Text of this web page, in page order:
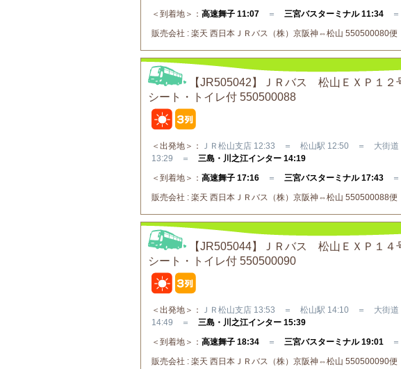
＜到着地＞： 高速舞子 11:07 ＝ 三宮バスターミナル 11:34 ＝
販売会社 : 楽天 西日本ＪＲバス（株）京阪神⇔松山 550500080便
【JR505042】ＪＲバス 松山ＥＸＰ１２
シート・トイレ付 550500088
＜出発地＞：
ＪＲ松山支店 12:33 ＝ 松山駅 12:50 ＝ 大街
13:29 ＝ 三島・川之江インター 14:19
＜到着地＞： 高速舞子 17:16 ＝ 三宮バスターミナル 17:43 ＝
販売会社 : 楽天 西日本ＪＲバス（株）京阪神⇔松山 550500088便
【JR505044】ＪＲバス 松山ＥＸＰ１４
シート・トイレ付 550500090
＜出発地＞：
ＪＲ松山支店 13:53 ＝ 松山駅 14:10 ＝ 大街
14:49 ＝ 三島・川之江インター 15:39
＜到着地＞： 高速舞子 18:34 ＝ 三宮バスターミナル 19:01 ＝
販売会社 : 楽天 西日本ＪＲバス（株）京阪神⇔松山 550500090便